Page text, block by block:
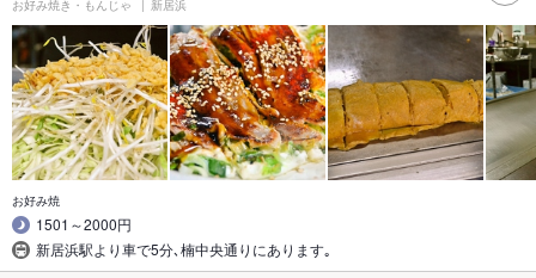
お好み焼き・もんじゃ 新居浜
お好み焼
1501～2000円
新居浜駅より車で5分､楠中央通りにあります｡